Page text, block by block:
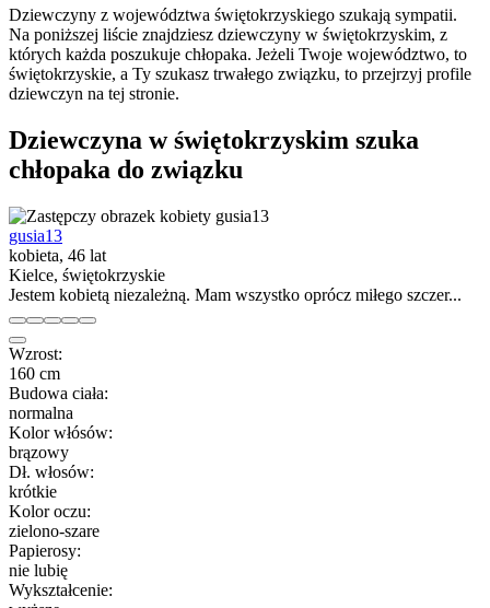
Dziewczyny z województwa świętokrzyskiego szukają sympatii.
Na poniższej liście znajdziesz dziewczyny w świętokrzyskim, z
których każda poszukuje chłopaka. Jeżeli Twoje województwo, to
świętokrzyskie, a Ty szukasz trwałego związku, to przejrzyj profile
dziewczyn na tej stronie.
Dziewczyna w świętokrzyskim szuka
chłopaka do związku
gusia13
kobieta, 46 lat
Kielce, świętokrzyskie
Jestem kobietą niezależną. Mam wszystko oprócz miłego szczer...
Wzrost:
160 cm
Budowa ciała:
normalna
Kolor włósów:
brązowy
Dł. włosów:
krótkie
Kolor oczu:
zielono-szare
Papierosy:
nie lubię
Wykształcenie: